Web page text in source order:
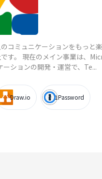
コミュニケーションをもっと
す。 現在のメイン事業は、
ションの開発・運営で、Te...
Draw.io 1Password